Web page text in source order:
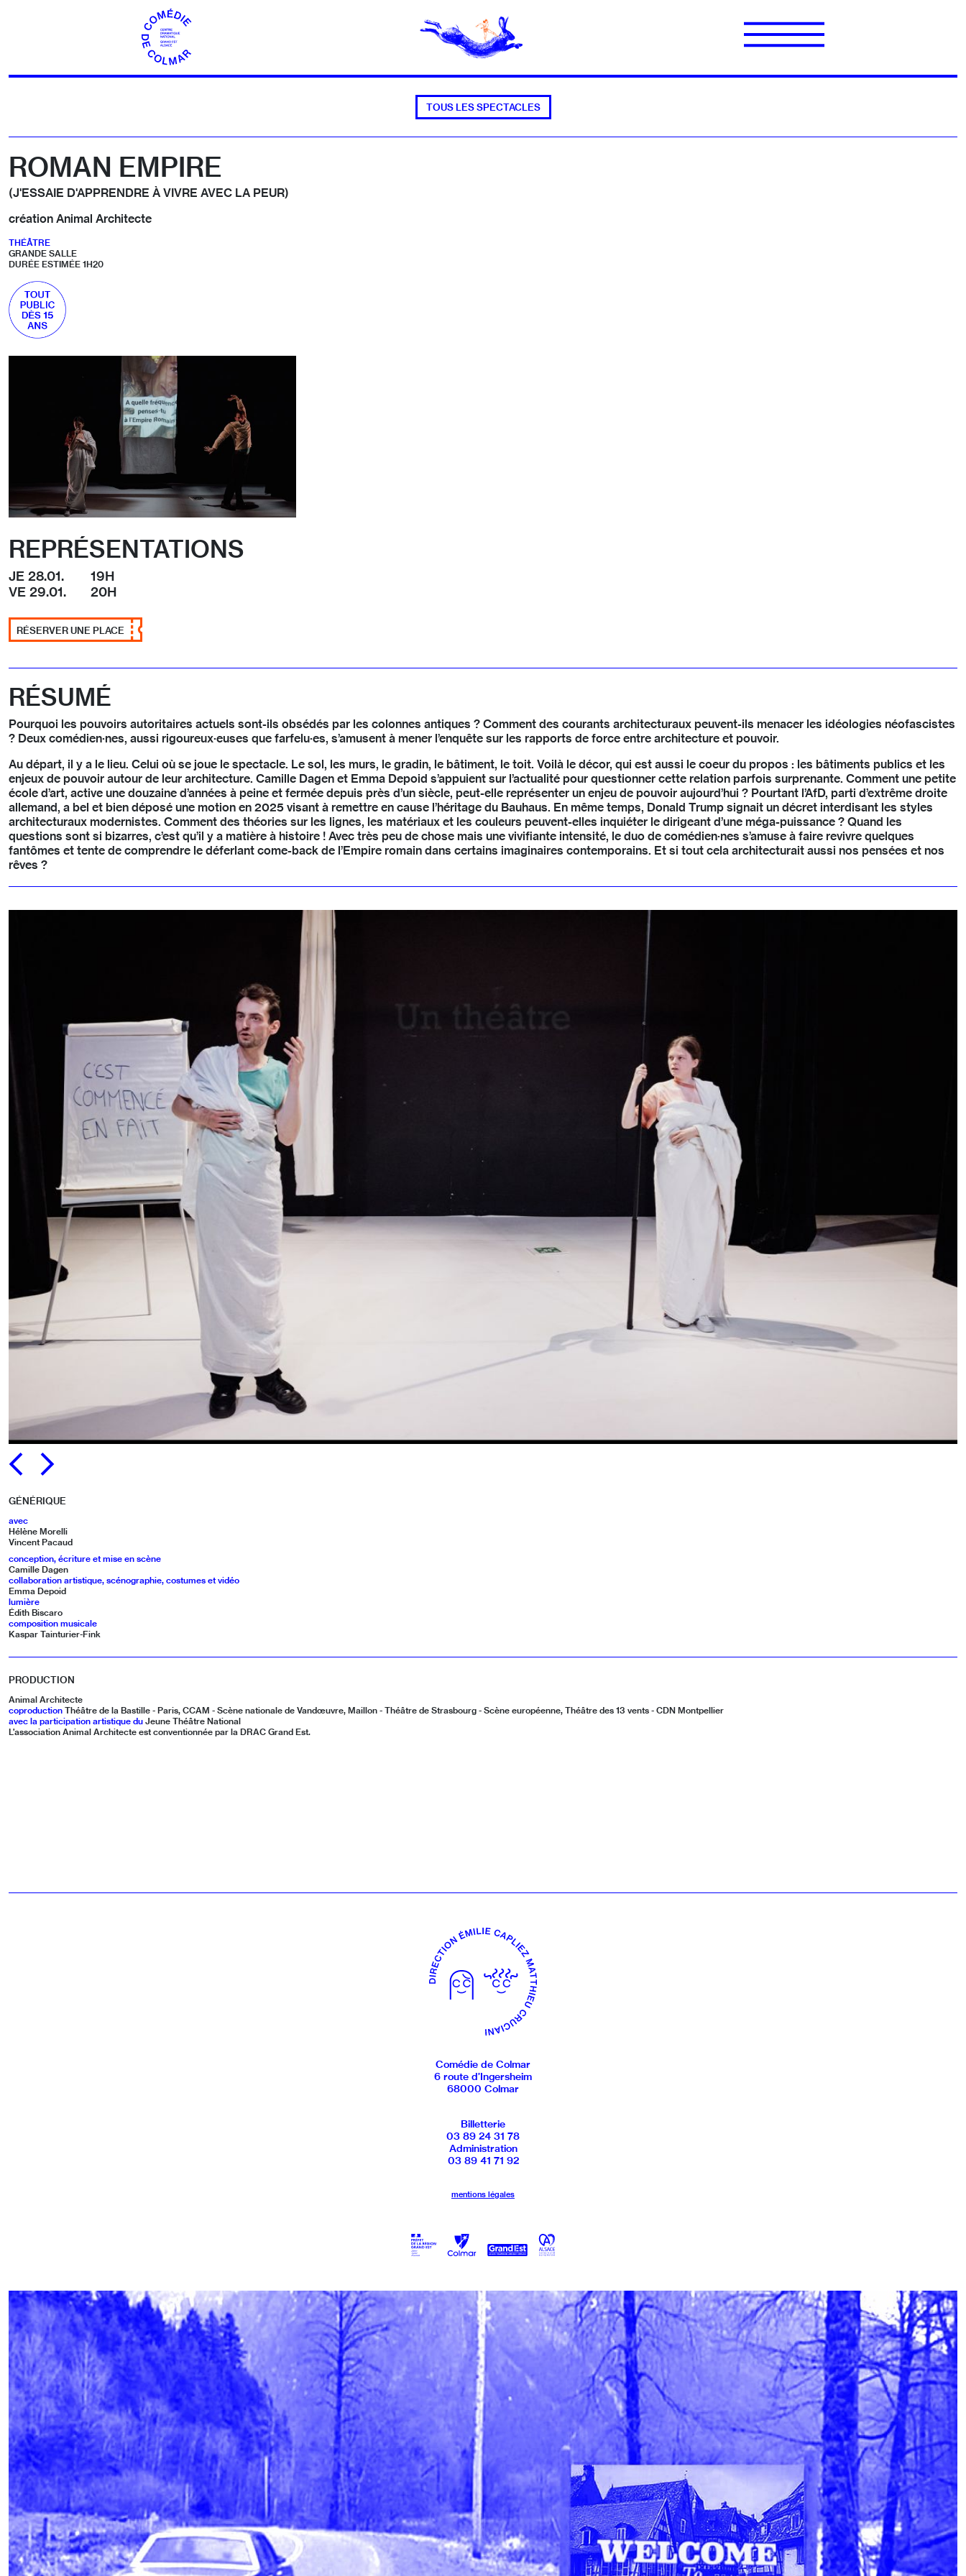
TOUS LES SPECTACLES
ROMAN EMPIRE
(J'ESSAIE D'APPRENDRE À VIVRE AVEC LA PEUR)
création Animal Architecte
THÉÂTRE
GRANDE SALLE
DURÉE ESTIMÉE 1H20
REPRÉSENTATIONS
JE 28.01.
19H
VE 29.01.
20H
RÉSERVER UNE PLACE
RÉSUMÉ
Pourquoi les pouvoirs autoritaires actuels sont-ils obsédés par les colonnes antiques ? Comment des courants architecturaux peuvent-ils menacer les idéologies néofascistes
? Deux comédien·nes, aussi rigoureux·euses que farfelu·es, s’amusent à mener l’enquête sur les rapports de force entre architecture et pouvoir.
Au départ, il y a le lieu. Celui où se joue le spectacle. Le sol, les murs, le gradin, le bâtiment, le toit. Voilà le décor, qui est aussi le coeur du propos : les bâtiments publics et les
enjeux de pouvoir autour de leur architecture. Camille Dagen et Emma Depoid s’appuient sur l’actualité pour questionner cette relation parfois surprenante. Comment une petite
école d’art, active une douzaine d’années à peine et fermée depuis près d’un siècle, peut-elle représenter un enjeu de pouvoir aujourd’hui ? Pourtant l’AfD, parti d’extrême droite
allemand, a bel et bien déposé une motion en 2025 visant à remettre en cause l’héritage du Bauhaus. En même temps, Donald Trump signait un décret interdisant les styles
architecturaux modernistes. Comment des théories sur les lignes, les matériaux et les couleurs peuvent-elles inquiéter le dirigeant d’une méga-puissance ? Quand les
questions sont si bizarres, c’est qu’il y a matière à histoire ! Avec très peu de chose mais une vivifiante intensité, le duo de comédien·nes s’amuse à faire revivre quelques
fantômes et tente de comprendre le déferlant come-back de l’Empire romain dans certains imaginaires contemporains. Et si tout cela architecturait aussi nos pensées et nos
rêves ?
GÉNÉRIQUE
avec
Hélène Morelli
Vincent Pacaud
conception, écriture et mise en scène
Camille Dagen
collaboration artistique, scénographie, costumes et vidéo
Emma Depoid
lumière
Édith Biscaro
composition musicale
Kaspar Tainturier-Fink
PRODUCTION
Animal Architecte
coproduction Théâtre de la Bastille - Paris, CCAM - Scène nationale de Vandœuvre, Maillon - Théâtre de Strasbourg - Scène européenne, Théâtre des 13 vents - CDN Montpellier
avec la participation artistique du Jeune Théâtre National
L’association Animal Architecte est conventionnée par la DRAC Grand Est.
Comédie de Colmar
6 route d’Ingersheim
68000 Colmar
Billetterie
03 89 24 31 78
Administration
03 89 41 71 92
mentions légales